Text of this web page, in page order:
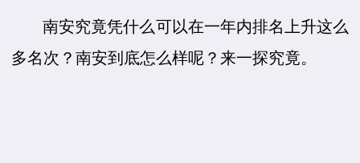
南安究竟凭什么可以在一年内排名上升这么
多名次？南安到底怎么样呢？来一探究竟。